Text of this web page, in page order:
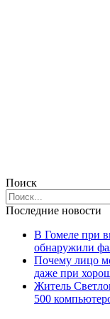
Поиск
Последние новости
В Гомеле при
обнаружили
Почему лицо
даже при
Житель
500